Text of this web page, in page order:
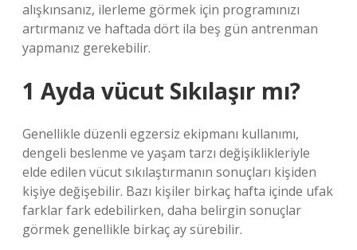
alışkınsanız, ilerleme görmek için programınızı
artırmanız ve haftada dört ila beş gün antrenman
yapmanız gerekebilir.
1 Ayda vücut Sıkılaşır mı?
Genellikle düzenli egzersiz ekipmanı kullanımı,
dengeli beslenme ve yaşam tarzı değişiklikleriyle
elde edilen vücut sıkılaştırmanın sonuçları kişiden
kişiye değişebilir. Bazı kişiler birkaç hafta içinde ufak
farklar fark edebilirken, daha belirgin sonuçlar
görmek genellikle birkaç ay sürebilir.